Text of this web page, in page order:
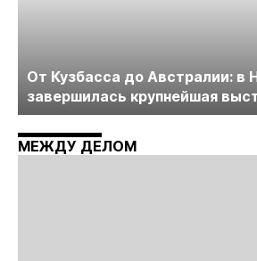
От Кузбасса до Австралии: в
завершилась крупнейшая
технологий «Недра России.
Майнинг»
МЕЖДУ ДЕЛОМ